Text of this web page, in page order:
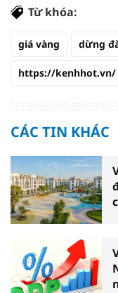
Từ khóa:
giá vàng dừng
https://kenhhot.vn/
CÁC TIN KHÁC